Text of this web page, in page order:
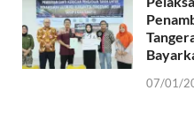
07/01/